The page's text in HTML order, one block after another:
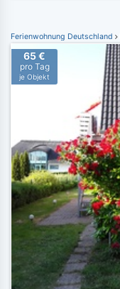
Ferienwohnung Deutschland
65 €
pro Tag
je Objekt